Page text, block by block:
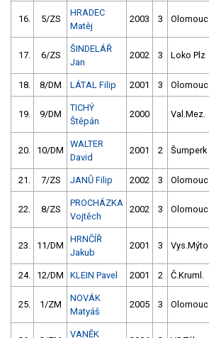
16. 5/ZS
HRADEC
Matěj
2003 3 Olomouc
17. 6/ZS
ŠINDELÁŘ
Jan
2002 3 Loko Plz
18. 8/DM LÁTAL Filip 2001 3 Olomouc
19. 9/DM
TICHÝ
Štěpán
2000 Val.Mez.
20. 10/DM
WALTER
David
2001 2 Šumperk
21. 7/ZS JANŮ Filip 2002 3 Olomouc
22. 8/ZS
PROCHÁZKA
Vojtěch
2002 3 Olomouc
23. 11/DM
HRNČÍŘ
Jakub
2001 3 Vys.Mýto
24. 12/DM KLEIN Pavel 2001 2 Č.Kruml.
25. 1/ZM
NOVÁK
Matyáš
2005 3 Olomouc
VANĚK